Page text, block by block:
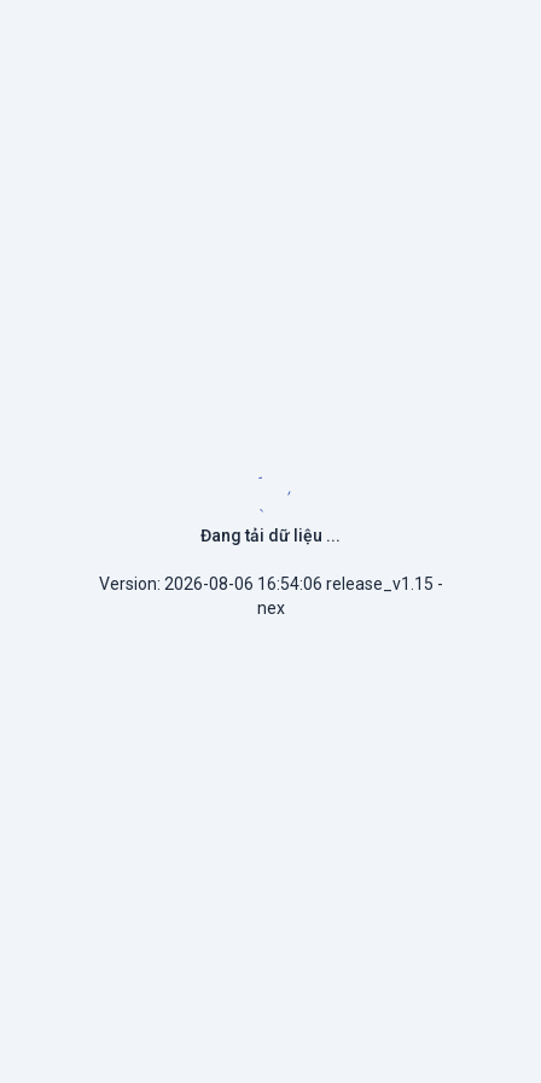
Đang tải dữ liệu ...
Version: 2026-08-06 16:54:06 release_v1.15 -
nex